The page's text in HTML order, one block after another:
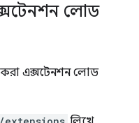
লোড
এক্সটেনশন লোড